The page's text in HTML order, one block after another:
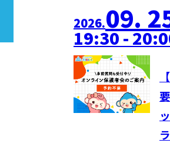
2026.09.
19:30 -